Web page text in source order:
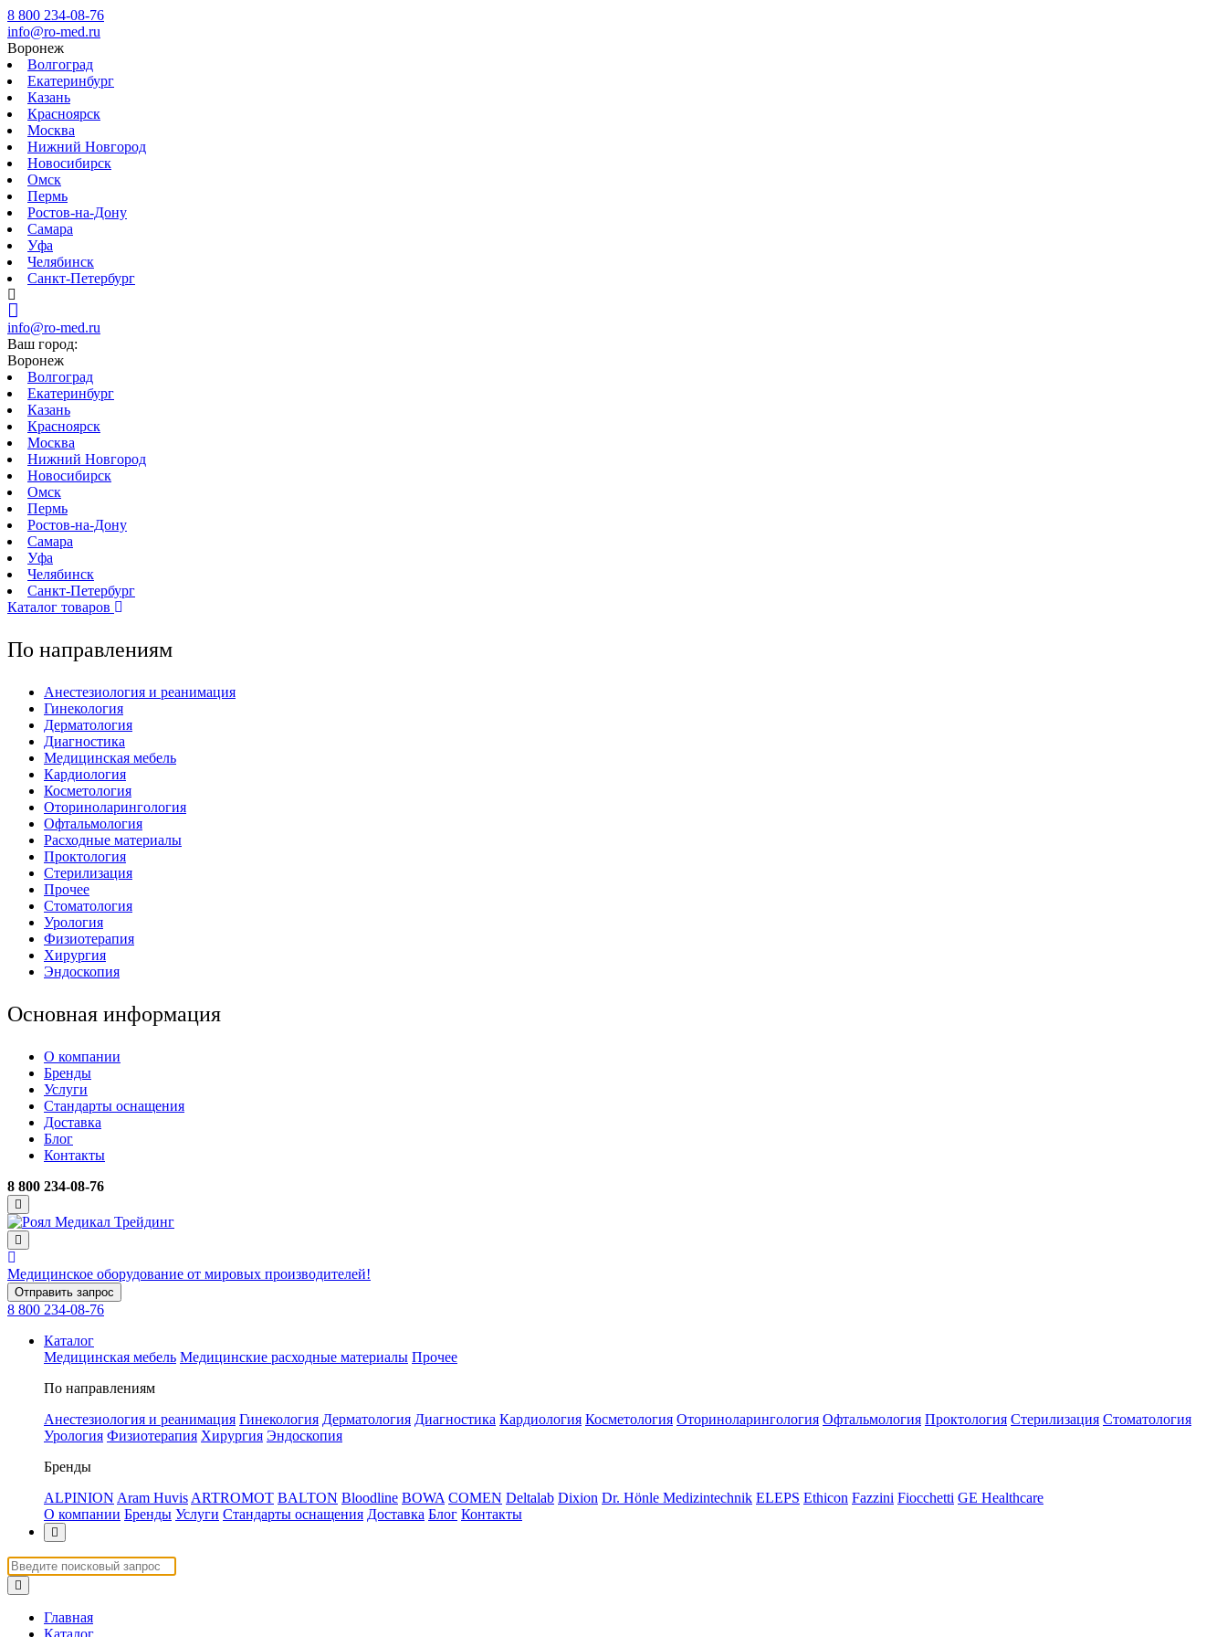
8 800 234-08-76
info@ro-med.ru
Воронеж
Волгоград
Екатеринбург
Казань
Красноярск
Москва
Нижний Новгород
Новосибирск
Омск
Пермь
Ростов-на-Дону
Самара
Уфа
Челябинск
Санкт-Петербург
info@ro-med.ru
Ваш город:
Воронеж
Волгоград
Екатеринбург
Казань
Красноярск
Москва
Нижний Новгород
Новосибирск
Омск
Пермь
Ростов-на-Дону
Самара
Уфа
Челябинск
Санкт-Петербург
Каталог товаров
По направлениям
Анестезиология и реанимация
Гинекология
Дерматология
Диагностика
Медицинская мебель
Кардиология
Косметология
Оториноларингология
Офтальмология
Расходные материалы
Проктология
Стерилизация
Прочее
Стоматология
Урология
Физиотерапия
Хирургия
Эндоскопия
Основная информация
О компании
Бренды
Услуги
Стандарты оснащения
Доставка
Блог
Контакты
8 800 234-08-76
Медицинское оборудование от мировых производителей!
Отправить запрос
8 800 234-08-76
Каталог
Медицинская мебель Медицинские расходные материалы Прочее
По направлениям
Анестезиология и реанимация Гинекология Дерматология Диагностика Кардиология Косметология Оториноларингология Офтальмология Проктология Стерилизация Стоматология
Урология Физиотерапия Хирургия Эндоскопия
Бренды
ALPINION Aram Huvis ARTROMOT BALTON Bloodline BOWA COMEN Deltalab Dixion Dr. Hönle Medizintechnik ELEPS Ethicon Fazzini Fiocchetti GE Healthcare
О компании Бренды Услуги Стандарты оснащения Доставка Блог Контакты
Главная
Каталог